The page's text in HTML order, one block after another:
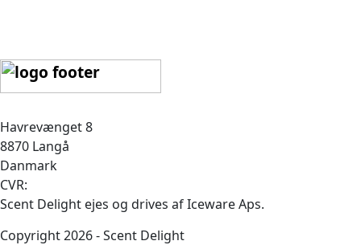
Havrevænget 8
8870 Langå
Danmark
CVR:
Scent Delight ejes og drives af Iceware Aps.
Copyright 2026 - Scent Delight